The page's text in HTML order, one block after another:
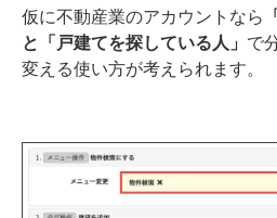
仮に不動産業のアカウントなら
と「戸建てを探している人」 で
変える使い方が考えられます。